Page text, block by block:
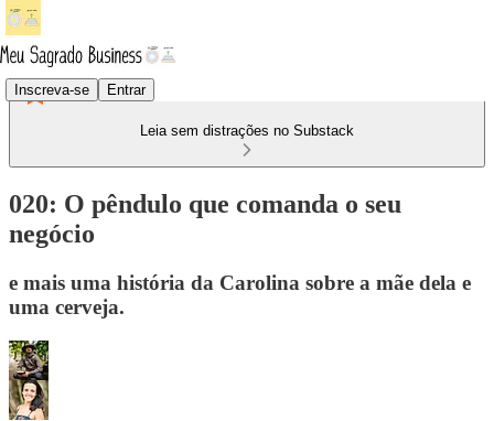
Inscreva-se Entrar
Leia sem distrações no Substack
020: O pêndulo que comanda o seu
negócio
e mais uma história da Carolina sobre a mãe dela e
uma cerveja.